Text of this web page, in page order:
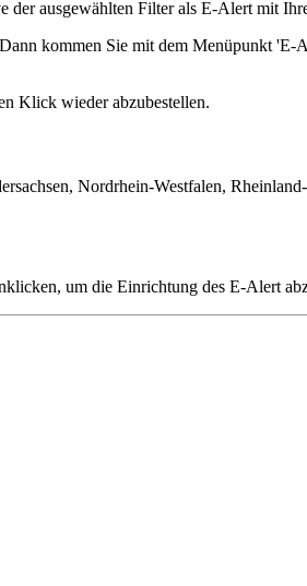
der ausgewählten Filter als E-Alert mit
kommen Sie mit dem Menüpunkt 'E-
Klick wieder abzubestellen.
Nordrhein-Westfalen,
um die Einrichtung des E-Alert